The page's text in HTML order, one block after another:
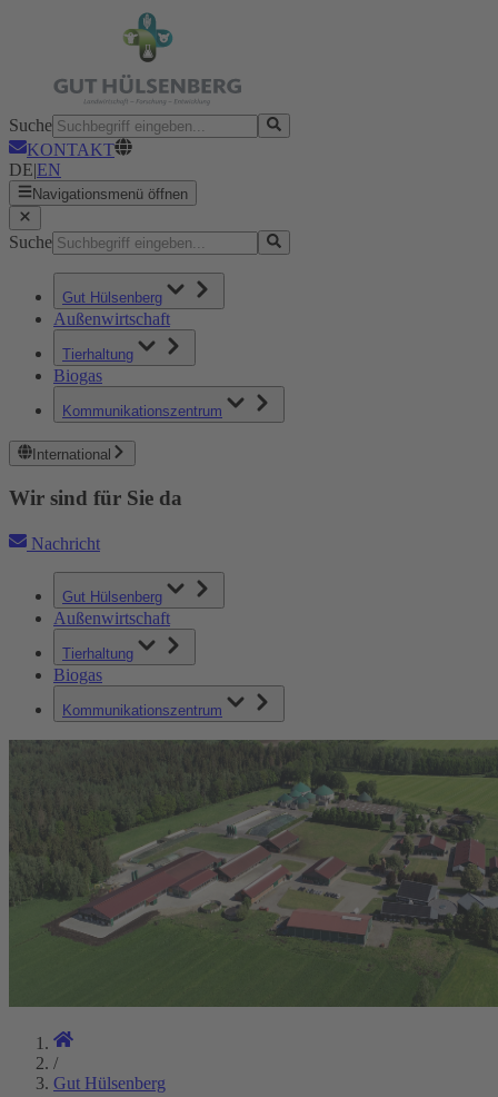
Suche
KONTAKT
DE|EN
Navigationsmenü öffnen
Suche
Gut Hülsenberg
Außenwirtschaft
Tierhaltung
Biogas
Kommunikationszentrum
International
Wir sind für Sie da
Nachricht
Gut Hülsenberg
Außenwirtschaft
Tierhaltung
Biogas
Kommunikationszentrum
/
Gut Hülsenberg